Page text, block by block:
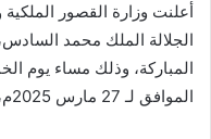
أعلنت وزارة القصور
الجلالة الملك محمد
الموافق لـ 27 مارس 2025م، بالقصر الملكي العامر بالرباط.